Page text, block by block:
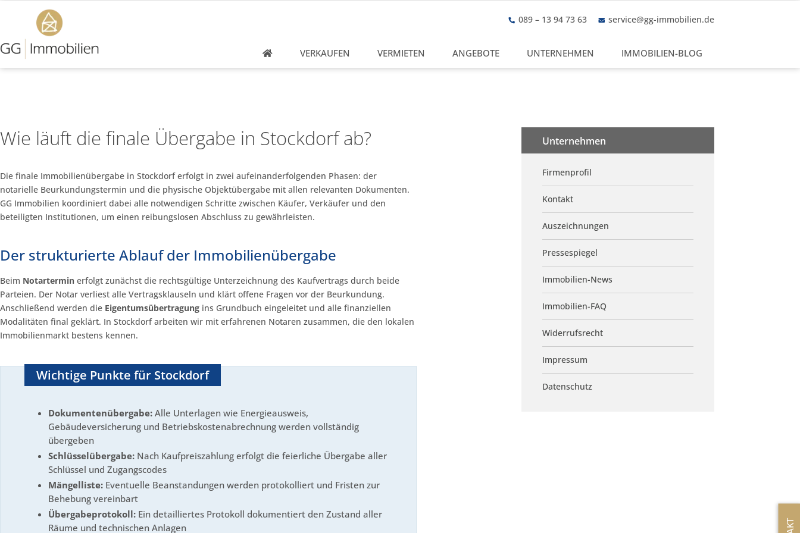
089 – 13 94 73 63 service@gg-immobilien.de
VERKAUFEN VERMIETEN ANGEBOTE UNTERNEHMEN IMMOBILIEN-BLOG
Wie läuft die finale Übergabe in Stockdorf ab?
Die finale Immobilienübergabe in Stockdorf erfolgt in zwei aufeinanderfolgenden Phasen: der
notarielle Beurkundungstermin und die physische Objektübergabe mit allen relevanten Dokumenten.
GG Immobilien koordiniert dabei alle notwendigen Schritte zwischen Käufer, Verkäufer und den
beteiligten Institutionen, um einen reibungslosen Abschluss zu gewährleisten.
Der strukturierte Ablauf der Immobilienübergabe
Beim Notartermin erfolgt zunächst die rechtsgültige Unterzeichnung des Kaufvertrags durch beide
Parteien. Der Notar verliest alle Vertragsklauseln und klärt offene Fragen vor der Beurkundung.
Anschließend werden die Eigentumsübertragung ins Grundbuch eingeleitet und alle finanziellen
Modalitäten final geklärt. In Stockdorf arbeiten wir mit erfahrenen Notaren zusammen, die den lokalen
Immobilienmarkt bestens kennen.
Wichtige Punkte für Stockdorf
Dokumentenübergabe:Alle Unterlagen wie Energieausweis,
Gebäudeversicherung und Betriebskostenabrechnung werden vollständig
übergeben
Schlüsselübergabe: Nach Kaufpreiszahlung erfolgt die feierliche Übergabe aller
Schlüssel und Zugangscodes
Mängelliste: Eventuelle Beanstandungen werden protokolliert und Fristen zur
Behebung vereinbart
Übergabeprotokoll: Ein detailliertes Protokoll dokumentiert den Zustand aller
Räume und technischen Anlagen
Unternehmen
Firmenprofil
Kontakt
Auszeichnungen
Pressespiegel
Immobilien-News
Immobilien-FAQ
Widerrufsrecht
Impressum
Datenschutz